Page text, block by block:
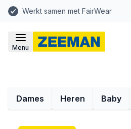
Werkt samen met FairWear
Menu
Dames Heren Baby